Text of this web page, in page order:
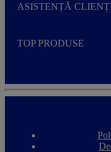
ASISTENȚĂ
TOP PRODUSE